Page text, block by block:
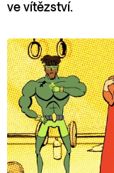
ve vítězství.